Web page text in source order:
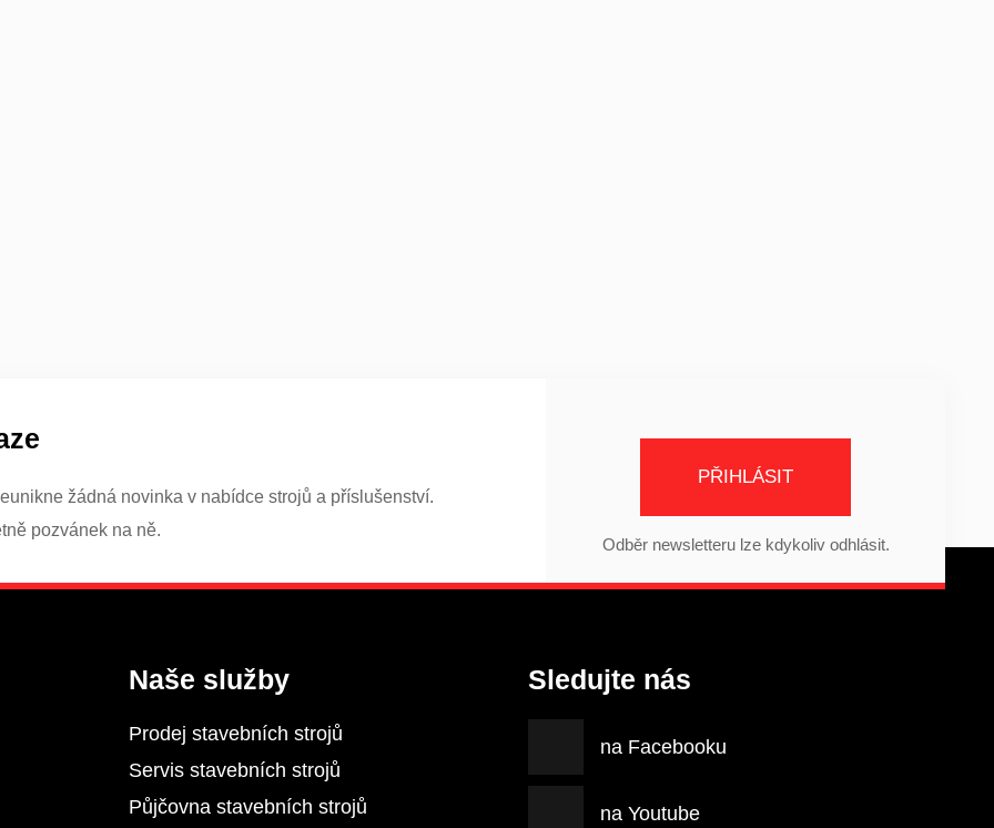
žádná novinka v nabídce strojů a příslušenství.
pozvánek na ně.
PŘIHLÁSIT
Odběr newsletteru lze kdykoliv odhlásit.
Naše služby
Prodej stavebních strojů
Servis stavebních strojů
Půjčovna stavebních strojů
Sledujte nás
na Facebooku
na Youtube